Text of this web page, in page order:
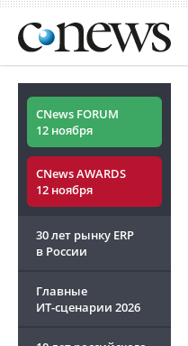
CNews FORUM
12 ноября
CNews AWARDS
12 ноября
30 лет рынку ERP
в России
Главные
ИТ-сценарии 2026